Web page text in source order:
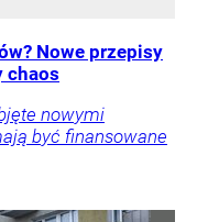
Nowe przepisy
chaos
nowymi
być finansowane